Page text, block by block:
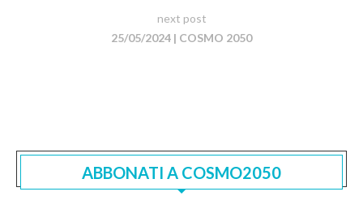
next post
25/05/2024 | COSMO 2050
ABBONATI A COSMO2050